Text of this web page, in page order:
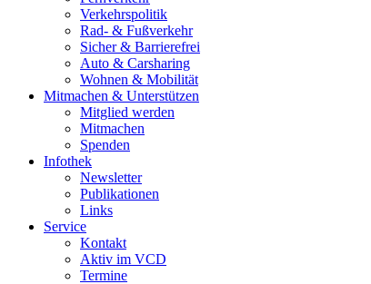
Verkehrspolitik
Rad- & Fußverkehr
Sicher & Barrierefrei
Auto & Carsharing
Wohnen & Mobilität
Mitmachen & Unterstützen
Mitglied werden
Mitmachen
Spenden
Infothek
Newsletter
Publikationen
Links
Service
Kontakt
Aktiv im VCD
Termine